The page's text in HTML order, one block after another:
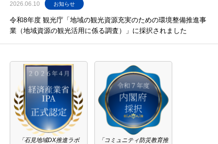
2026.06.10 お知らせ
令和8年度 観光庁「地域の観光資源充実のための環境整備推進事
業（地域資源の観光活用に係る調査）」に採択されました
「石見地域DX推進ラボ
「コミュニティ防災教育推